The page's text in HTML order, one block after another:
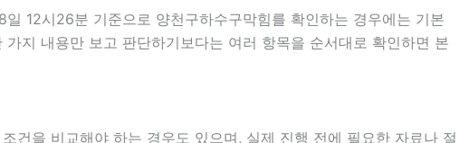
12시26분 기준으로 양천구하수구막힘를 확인하는 경우에는 기본
지 내용만 보고 판단하기보다는 여러 항목을 순서대로 확인하면 본
건을 비교해야 하는 경우도 있으며, 실제 진행 전에 필요한 자료나 절